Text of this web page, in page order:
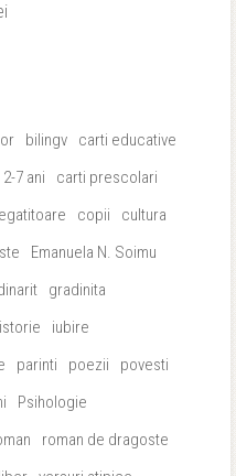
bilingv
carti educative
7 ani
carti prescolari
copii
cultura
Emanuela N. Soimu
gradinita
istorie
iubire
parinti poezii
povesti
Psihologie
roman de dragoste